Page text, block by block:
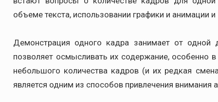
объеме текста, использовании графики и анимации и
Демонстрация одного кадра занимает от
позволяет осмысливать их содержание, особенно
небольшого количества кадров (и их редкая
является одним из способов привлечения внимания